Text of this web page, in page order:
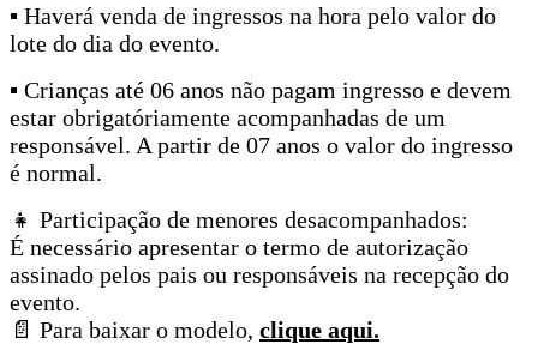
▪ Haverá venda de ingressos na hora pelo valor do
lote do dia do evento.
▪ Crianças até 06 anos não pagam ingresso e devem
estar obrigatóriamente acompanhadas de um
responsável. A partir de 07 anos o valor do ingresso
é normal.
👧 Participação de menores desacompanhados:
É necessário apresentar o termo de autorização
assinado pelos pais ou responsáveis na recepção do
evento.
📄 Para baixar o modelo, clique aqui.